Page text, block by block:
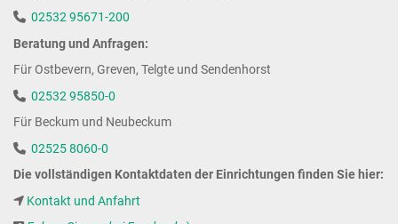
02532 95671-200
Beratung und Anfragen:
Für Ostbevern, Greven, Telgte und Sendenhorst
02532 95850-0
Für Beckum und Neubeckum
02525 8060-0
Die vollständigen Kontaktdaten der Einrichtungen finden Sie hier:
Kontakt und Anfahrt